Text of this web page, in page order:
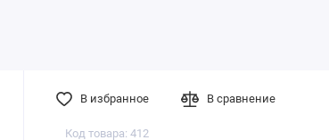
Код товара: 412
В избранное В сравнение